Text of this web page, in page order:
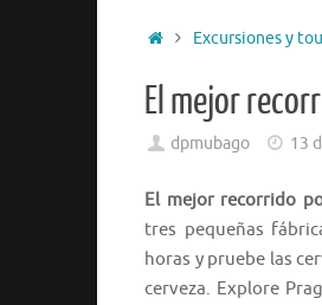
InicioExcursiones y
El mejor
dpmubago 13
El mejor recorrido
tres pequeñas
horas y pruebe las
cerveza. Explore